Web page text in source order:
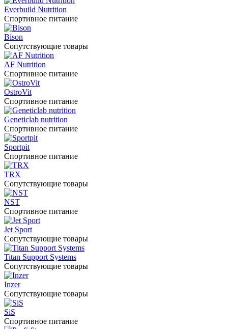
Everbuild Nutrition
Спортивное питание
Bison
Сопутствующие товары
AF Nutrition
Спортивное питание
OstroVit
Спортивное питание
Geneticlab nutrition
Спортивное питание
Sportpit
Спортивное питание
TRX
Сопутствующие товары
NST
Спортивное питание
Jet Sport
Сопутствующие товары
Titan Support Systems
Сопутствующие товары
Inzer
Сопутствующие товары
SiS
Спортивное питание